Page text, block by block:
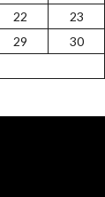
22
23
29
30